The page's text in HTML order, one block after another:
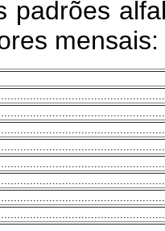
padrões
mensais: